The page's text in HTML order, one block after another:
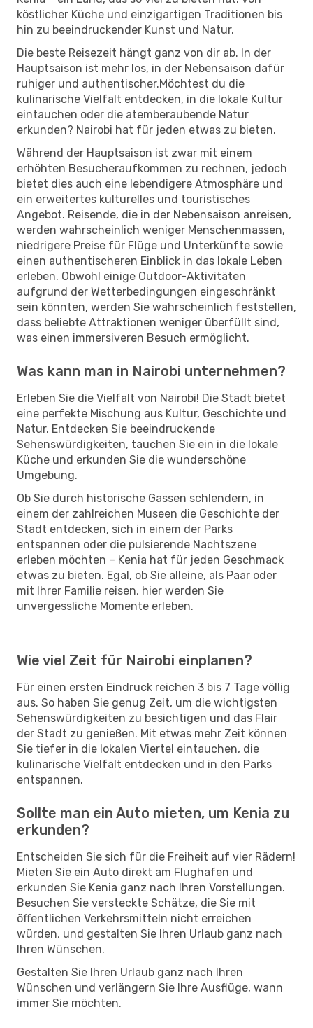
köstlicher Küche und einzigartigen Traditionen bis
hin zu beeindruckender Kunst und Natur.
Die beste Reisezeit hängt ganz von dir ab. In der
Hauptsaison ist mehr los, in der Nebensaison dafür
ruhiger und authentischer.Möchtest du die
kulinarische Vielfalt entdecken, in die lokale Kultur
eintauchen oder die atemberaubende Natur
erkunden? Nairobi hat für jeden etwas zu bieten.
Während der Hauptsaison ist zwar mit einem
erhöhten Besucheraufkommen zu rechnen, jedoch
bietet dies auch eine lebendigere Atmosphäre und
ein erweitertes kulturelles und touristisches
Angebot. Reisende, die in der Nebensaison anreisen,
werden wahrscheinlich weniger Menschenmassen,
niedrigere Preise für Flüge und Unterkünfte sowie
einen authentischeren Einblick in das lokale Leben
erleben. Obwohl einige Outdoor-Aktivitäten
aufgrund der Wetterbedingungen eingeschränkt
sein könnten, werden Sie wahrscheinlich feststellen,
dass beliebte Attraktionen weniger überfüllt sind,
was einen immersiveren Besuch ermöglicht.
Was kann man in Nairobi unternehmen?
Erleben Sie die Vielfalt von Nairobi! Die Stadt bietet
eine perfekte Mischung aus Kultur, Geschichte und
Natur. Entdecken Sie beeindruckende
Sehenswürdigkeiten, tauchen Sie ein in die lokale
Küche und erkunden Sie die wunderschöne
Umgebung.
Ob Sie durch historische Gassen schlendern, in
einem der zahlreichen Museen die Geschichte der
Stadt entdecken, sich in einem der Parks
entspannen oder die pulsierende Nachtszene
erleben möchten – Kenia hat für jeden Geschmack
etwas zu bieten. Egal, ob Sie alleine, als Paar oder
mit Ihrer Familie reisen, hier werden Sie
unvergessliche Momente erleben.
Wie viel Zeit für Nairobi einplanen?
Für einen ersten Eindruck reichen 3 bis 7 Tage völlig
aus. So haben Sie genug Zeit, um die wichtigsten
Sehenswürdigkeiten zu besichtigen und das Flair
der Stadt zu genießen. Mit etwas mehr Zeit können
Sie tiefer in die lokalen Viertel eintauchen, die
kulinarische Vielfalt entdecken und in den Parks
entspannen.
Sollte man ein Auto mieten, um Kenia zu
erkunden?
Entscheiden Sie sich für die Freiheit auf vier Rädern!
Mieten Sie ein Auto direkt am Flughafen und
erkunden Sie Kenia ganz nach Ihren Vorstellungen.
Besuchen Sie versteckte Schätze, die Sie mit
öffentlichen Verkehrsmitteln nicht erreichen
würden, und gestalten Sie Ihren Urlaub ganz nach
Ihren Wünschen.
Gestalten Sie Ihren Urlaub ganz nach Ihren
Wünschen und verlängern Sie Ihre Ausflüge, wann
immer Sie möchten.